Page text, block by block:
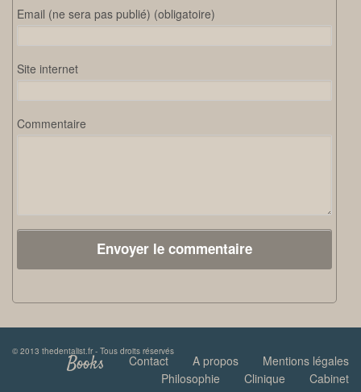
Email (ne sera pas publié) (obligatoire)
Site internet
Commentaire
© 2013 thedentalist.fr - Tous droits réservés
Mentions légales
A propos
Contact
Books
Cabinet
Clinique
Philosophie